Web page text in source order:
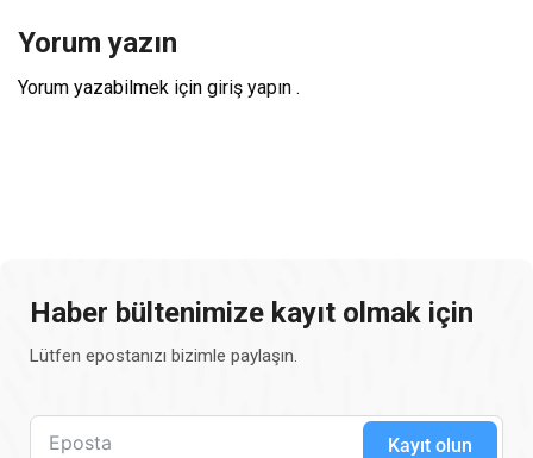
Yorum yazın
Yorum yazabilmek için giriş yapın .
Haber bültenimize kayıt olmak için
Lütfen epostanızı bizimle paylaşın.
Kayıt olun